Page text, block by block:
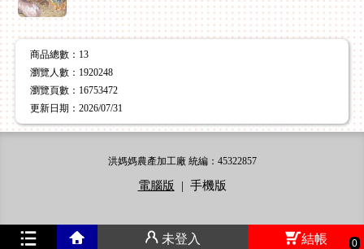
未登入 結帳 0
商品總數 ：13
瀏覽人數 ： 1920248
瀏覽頁數 ： 16753472
更新日期 ：2026/07/31
洪媽媽農產加工廠 統編：45322857
電腦版 | 手機版